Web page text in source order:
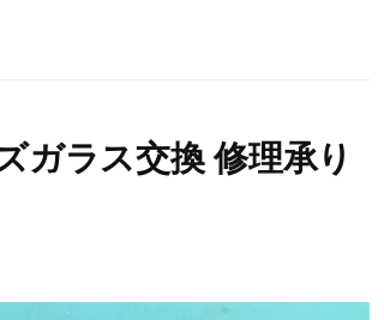
ガラス交換 修理承り